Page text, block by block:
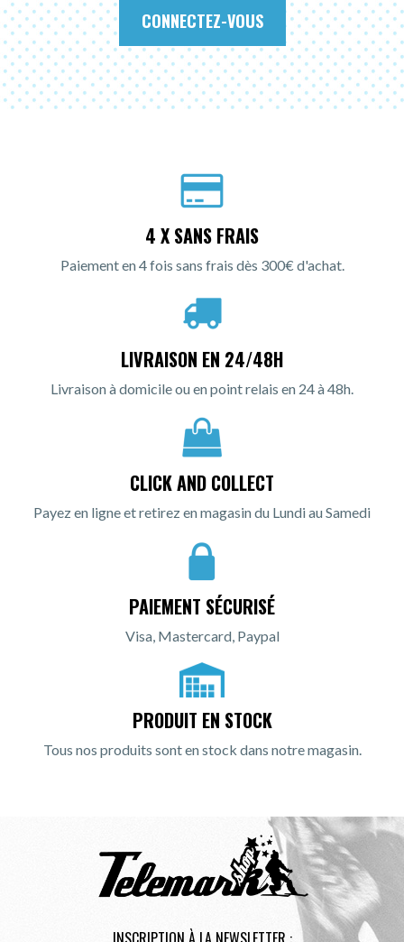
CONNECTEZ-VOUS
4 X SANS FRAIS
Paiement en 4 fois sans frais dès 300€ d'achat.
LIVRAISON EN 24/48H
Livraison à domicile ou en point relais en 24 à 48h.
CLICK AND COLLECT
Payez en ligne et retirez en magasin du Lundi au Samedi
PAIEMENT SÉCURISÉ
Visa, Mastercard, Paypal
PRODUIT EN STOCK
Tous nos produits sont en stock dans notre magasin.